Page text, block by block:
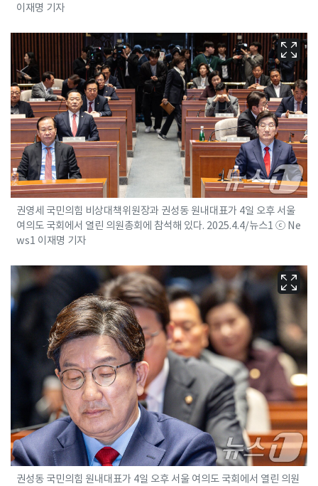
이재명 기자
권영세 국민의힘 비상대책위원장과 권성동 원내대표가 4일 오후 서울
여의도 국회에서 열린 의원총회에 참석해 있다. 2025.4.4/뉴스1 ⓒ Ne
ws1 이재명 기자
권성동 국민의힘 원내대표가 4일 오후 서울 여의도 국회에서 열린 의원